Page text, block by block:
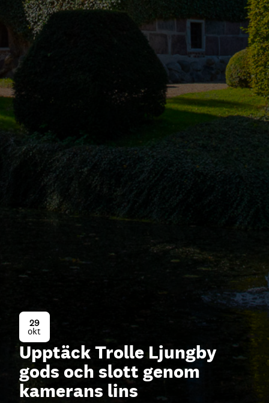
29
okt
Upptäck Trolle Ljungby
gods och slott genom
kamerans lins